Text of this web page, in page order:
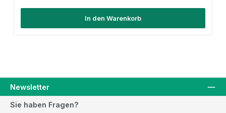
In den Warenkorb
Newsletter
Sie haben Fragen?